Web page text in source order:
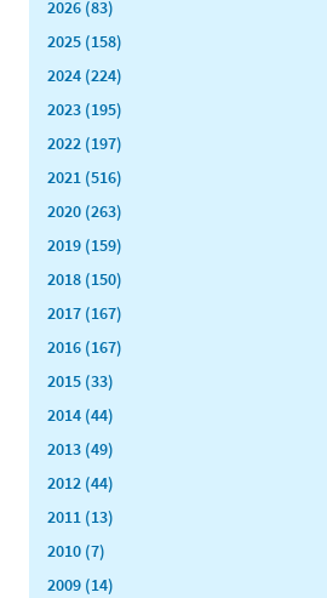
2026 (83)
2025 (158)
2024 (224)
2023 (195)
2022 (197)
2021 (516)
2020 (263)
2019 (159)
2018 (150)
2017 (167)
2016 (167)
2015 (33)
2014 (44)
2013 (49)
2012 (44)
2011 (13)
2010 (7)
2009 (14)